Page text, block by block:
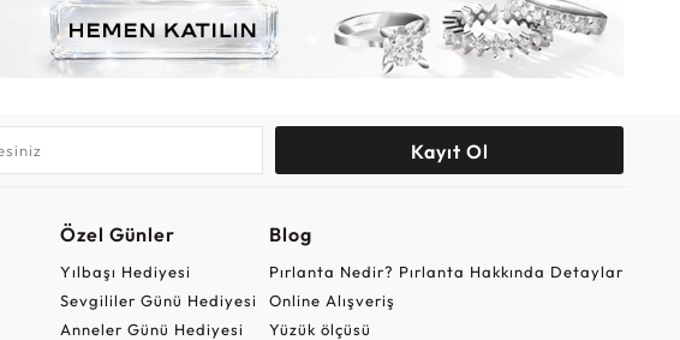
Kayıt Ol
Özel Günler
Yılbaşı Hediyesi
Sevgililer Günü Hediyesi
Anneler Günü Hediyesi
Blog
Pırlanta Nedir? Pırlanta Hakkında Detaylar
Online Alışveriş
Yüzük ölçüsü